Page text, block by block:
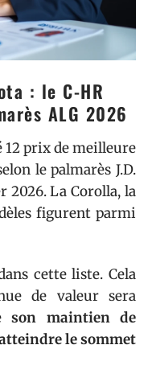
: le C-HR
ALG 2026
12 prix de meilleure
le palmarès J.D.
2026. La Corolla, la
figurent parmi
cette liste. Cela
de valeur sera
son maintien de
le sommet